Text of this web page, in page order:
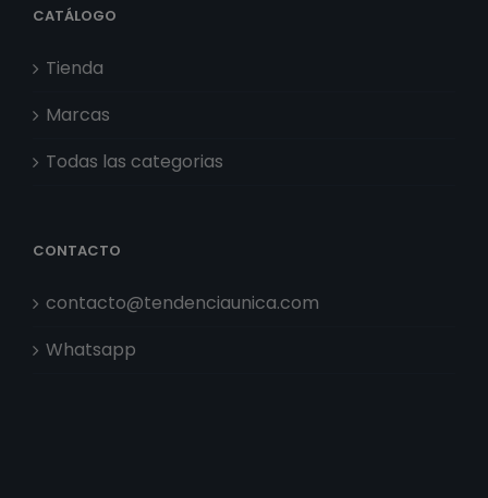
CATÁLOGO
Tienda
Marcas
Todas las categorias
CONTACTO
contacto@tendenciaunica.com
Whatsapp